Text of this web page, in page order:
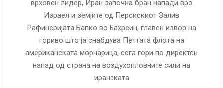
врховен лидер, Иран започна бран напади врз
Израел и земјите од Персискиот Залив
Рафинеријата Бапко во Бахреин, главен извор на
гориво што ја снабдува Петтата флота на
американската морнарица, сега гори по директен
напад од страна на воздухопловните сили на
иранската